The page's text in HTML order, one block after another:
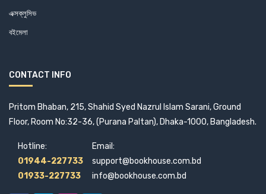
এক্সক্লুসিভ
বইমেলা
CONTACT INFO
Pritom Bhaban, 215, Shahid Syed Nazrul Islam Sarani, Ground
Floor, Room No:32-36, (Purana Paltan), Dhaka-1000, Bangladesh.
Hotline:
01944-227733
01933-227733
Email:
support@bookhouse.com.bd
info@bookhouse.com.bd